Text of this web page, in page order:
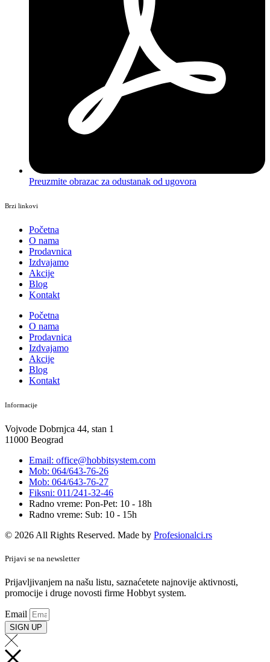
Preuzmite obrazac za odustanak od ugovora
Brzi linkovi
Početna
O nama
Prodavnica
Izdvajamo
Akcije
Blog
Kontakt
Početna
O nama
Prodavnica
Izdvajamo
Akcije
Blog
Kontakt
Informacije
Vojvode Dobrnjca 44, stan 1
11000 Beograd
Email: office@hobbitsystem.com
Mob: 064/643-76-26
Mob: 064/643-76-27
Fiksni: 011/241-32-46
Radno vreme: Pon-Pet: 10 - 18h
Radno vreme: Sub: 10 - 15h
© 2026 All Rights Reserved. Made by Profesionalci.rs
Prijavi se na newsletter
Prijavljivanjem na našu listu, saznaćetete najnovije aktivnosti,
promocije i druge novosti firme Hobbyt system.
Email
SIGN UP